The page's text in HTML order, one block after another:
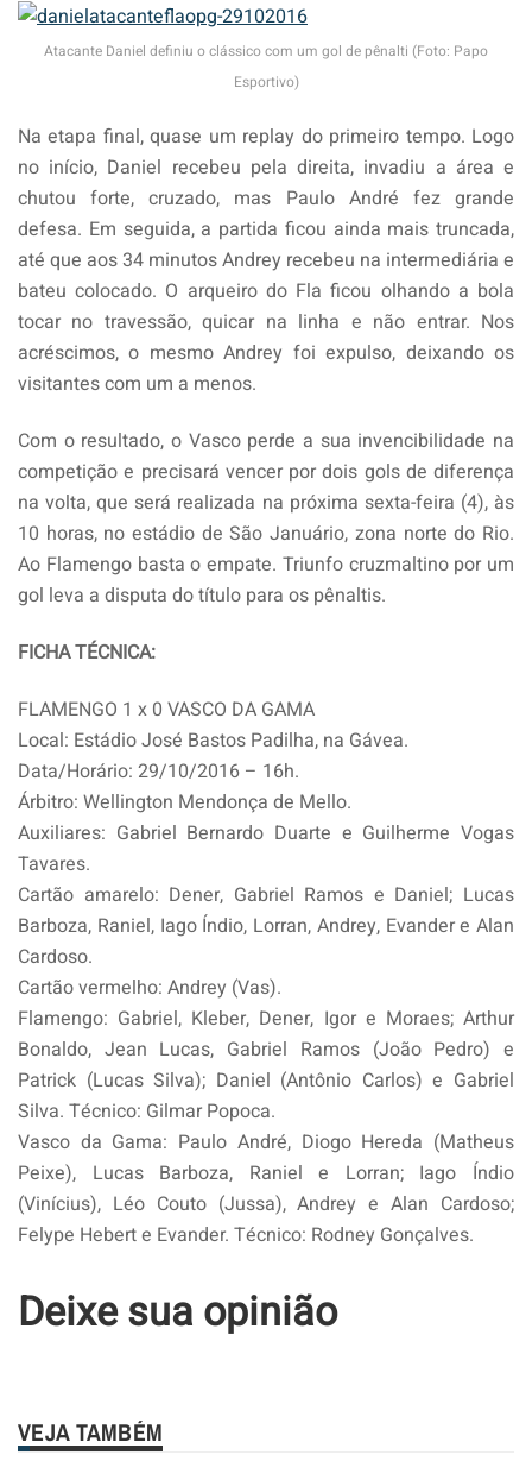
Atacante Daniel definiu o clássico com um gol de pênalti (Foto: Papo
Esportivo)
Na etapa final, quase um replay do primeiro tempo. Logo
no início, Daniel recebeu pela direita, invadiu a área e
chutou forte, cruzado, mas Paulo André fez grande
defesa. Em seguida, a partida ficou ainda mais truncada,
até que aos 34 minutos Andrey recebeu na intermediária e
bateu colocado. O arqueiro do Fla ficou olhando a bola
tocar no travessão, quicar na linha e não entrar. Nos
acréscimos, o mesmo Andrey foi expulso, deixando os
visitantes com um a menos.
Com o resultado, o Vasco perde a sua invencibilidade na
competição e precisará vencer por dois gols de diferença
na volta, que será realizada na próxima sexta-feira (4), às
10 horas, no estádio de São Januário, zona norte do Rio.
Ao Flamengo basta o empate. Triunfo cruzmaltino por um
gol leva a disputa do título para os pênaltis.
FICHA TÉCNICA:
FLAMENGO 1 x 0 VASCO DA GAMA
Local: Estádio José Bastos Padilha, na Gávea.
Data/Horário: 29/10/2016 – 16h.
Árbitro: Wellington Mendonça de Mello.
Auxiliares: Gabriel Bernardo Duarte e Guilherme Vogas
Tavares.
Cartão amarelo: Dener, Gabriel Ramos e Daniel; Lucas
Barboza, Raniel, Iago Índio, Lorran, Andrey, Evander e Alan
Cardoso.
Cartão vermelho: Andrey (Vas).
Flamengo: Gabriel, Kleber, Dener, Igor e Moraes; Arthur
Bonaldo, Jean Lucas, Gabriel Ramos (João Pedro) e
Patrick (Lucas Silva); Daniel (Antônio Carlos) e Gabriel
Silva. Técnico: Gilmar Popoca.
Vasco da Gama: Paulo André, Diogo Hereda (Matheus
Peixe), Lucas Barboza, Raniel e Lorran; Iago Índio
(Vinícius), Léo Couto (Jussa), Andrey e Alan Cardoso;
Felype Hebert e Evander. Técnico: Rodney Gonçalves.
Deixe sua opinião
VEJA TAMBÉM